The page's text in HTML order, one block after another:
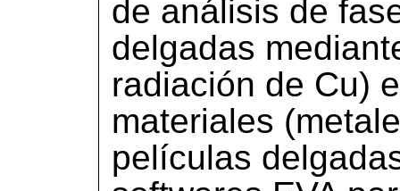
de análisis de
delgadas
radiación de Cu)
materiales
películas